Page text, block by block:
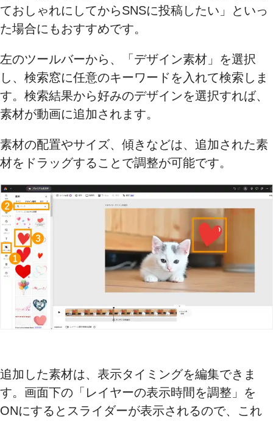
ておしゃれにしてからSNSに投稿したい」といっ
た場合にもおすすめです。
左のツールバーから、「デザイン素材」を選択
し、検索窓に任意のキーワードを入れて検索しま
す。検索結果から好みのデザインを選択すれば、
素材が動画に追加されます。
素材の配置やサイズ、傾きなどは、追加された素
材をドラッグすることで調整が可能です。
追加した素材は、表示タイミングを編集できま
す。画面下の「レイヤーの表示時間を調整」を
ONにするとスライダーが表示されるので、これ